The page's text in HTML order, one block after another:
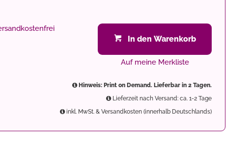
In den Warenkorb
Auf meine Merkliste
Hinweis: Print on Demand. Lieferbar in 2 Tagen.
Lieferzeit nach Versand: ca. 1-2 Tage
inkl. MwSt. & Versandkosten (innerhalb Deutschlands)